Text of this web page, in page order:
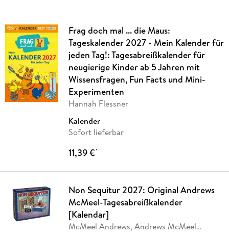
Frag doch mal ... die Maus:
Tageskalender 2027 - Mein Kalender für
jeden Tag!: Tagesabreißkalender für
neugierige Kinder ab 5 Jahren mit
Wissensfragen, Fun Facts und Mini-
Experimenten
Hannah Flessner
Kalender
Sofort lieferbar
11,39 €*
Non Sequitur 2027: Original Andrews
McMeel-Tagesabreißkalender
[Kalendar]
McMeel Andrews, Andrews McMeel